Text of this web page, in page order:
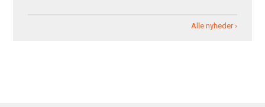
Alle nyheder ›